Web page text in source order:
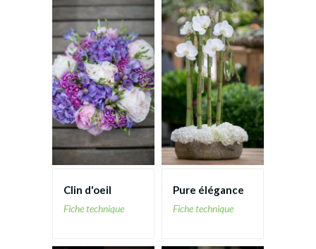
Clin d'oeil
Fiche technique
Pure élégance
Fiche technique